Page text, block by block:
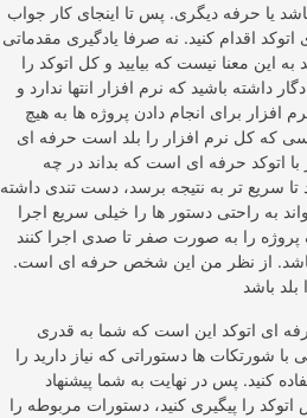
یا حرفه دیگری. پس تا اینجای کار جواب
اقدام کنید. نه صرفا یادگیری مقدماتی
این معنا نیست که بیایید و کل اتوکد را
داشته باشید که نرم افزار انتها ندارد و
افزار برای انجام دادن پروژه ها به هیچ
که کل نرم افزار را بلد است حرفه ای
اتوکد حرفه ای است که بداند در چه
سریع تر به نتیجه برسد، دست تندی داشته
به راحتی دستور ها را خیلی سریع اجرا
پروژه را به صورت صفر تا صدی اجرا کنند
از نظر من این شخص حرفه ای است.
ای اتوکد این است که شما به قدری
با شورتکات ها دستوراتی که نیاز دارید را
کنید. پس در نهایت به شما پیشنهاد
را پیگیری کنید، دستورات مربوطه را